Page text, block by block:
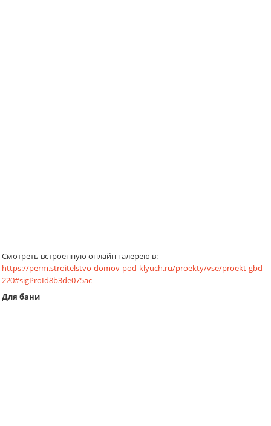
Смотреть встроенную онлайн галерею в:
https://perm.stroitelstvo-domov-pod-klyuch.ru/proekty/vse/proekt-gbd-
220#sigProId8b3de075ac
Для бани